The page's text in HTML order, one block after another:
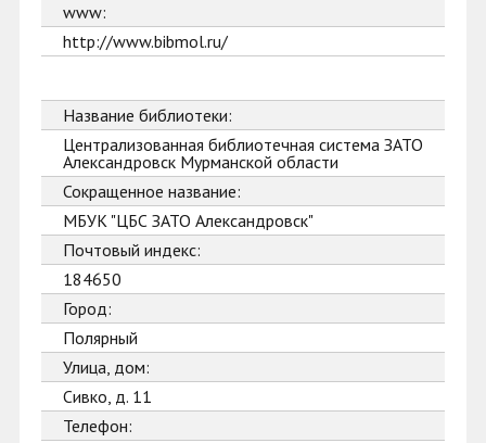
www:
http://www.bibmol.ru/
Название библиотеки:
Централизованная библиотечная система ЗАТО
Александровск Мурманской области
Сокращенное название:
МБУК "ЦБС ЗАТО Александровск"
Почтовый индекс:
184650
Город:
Полярный
Улица, дом:
Сивко, д. 11
Телефон: